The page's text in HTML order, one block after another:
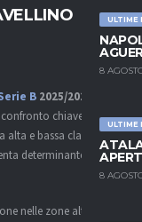
ULTIME
8
ULTIME
8
B 2025/2026
chiave in
alta e bassa classifica
determinante nella
nelle zone alte